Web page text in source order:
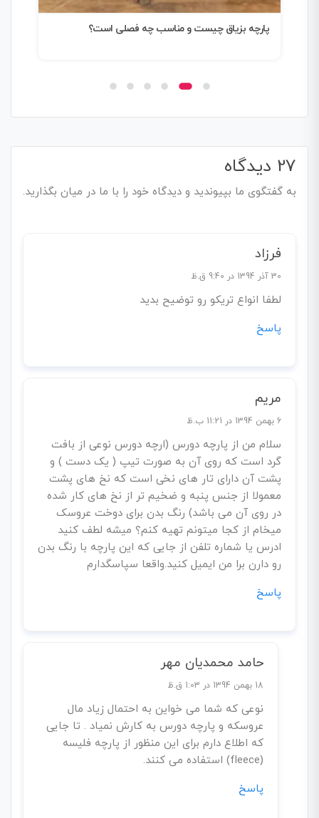
پارچه بزیاق چیست و مناسب چه فصلی است؟
27 دیدگاه
به گفتگوی ما بپیوندید و دیدگاه خود را با ما در میان بگذارید.
فرزاد
30 آذر 1394 در 9:40 ق.ظ
لطفا انواع تریکو رو توضیح بدید
پاسخ
مریم
6 بهمن 1394 در 11:21 ب.ظ
سلام من از پارچه دورس (ارچه دورس نوعی از بافت
گرد است که روی آن به صورت تیپ ( یک دست ) و
پشت آن دارای تار های نخی است که نخ های پشت
معمولا از جنس پنبه و ضخیم تر از نخ های کار شده
در روی آن می باشد) رنگ بدن برای دوخت عروسک
میخام از کجا میتونم تهیه کنم؟ میشه لطف کنید
ادرس یا شماره تلفن از جایی که این پارچه با رنگ بدن
رو دارن برا من ایمیل کنید.واقعا سپاسگدارم
پاسخ
حامد محمدیان مهر
18 بهمن 1394 در 1:03 ق.ظ
نوعی که شما می خواین به احتمال زیاد مال
عروسکه و پارچه دورس به کارش نمیاد . تا جایی
که اطلاع دارم برای این منظور از پارچه فلیسه
(fleece) استفاده می کنند.
پاسخ